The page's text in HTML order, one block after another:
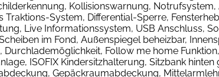
Kollisionswarnung,
Traktions-System, Differential-Sperre,
Live Informationssystem, USB Anschluss,
im Fond, Außenspiegel beheizbar,
Follow me home
ISOFIX Kindersitzhalterung, Sitzbank
Gepäckraumabdeckung,